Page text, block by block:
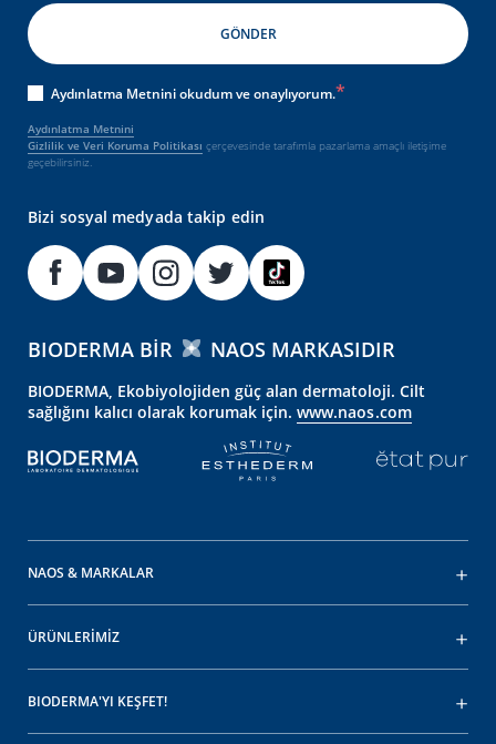
Aydınlatma Metnini okudum ve onaylıyorum.
Aydınlatma Metnini
Gizlilik ve Veri Koruma Politikası çerçevesinde tarafımla pazarlama amaçlı iletişime
geçebilirsiniz.
Bizi sosyal medyada takip edin
BIODERMA BIR NAOS MARKASIDIR
BIODERMA, Ekobiyolojiden güç alan dermatoloji. Cilt
sağlığını kalıcı olarak korumak için. www.naos.com
NAOS & MARKALAR
ÜRÜNLERİMİZ
BIODERMA'YI KEŞFET!